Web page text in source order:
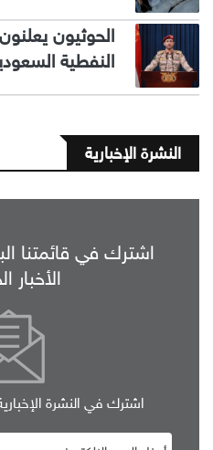
الحوثيون
النفطية
النشرة الإخبارية
اشترك في قائمتنا
الأخبار
اشترك في النشرة